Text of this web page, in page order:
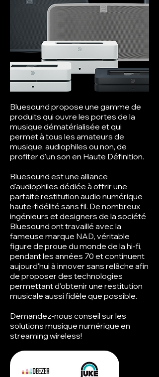
Bluesound propose une gamme de
produits qui ouvre les portes de la
musique dématérialisée et qui
permet à tous les amateurs de
musique, audiophiles ou non, de
profiter d'un son en Haute Définition.
Bluesound est une alliance
d'audiophiles dédiée à offrir une
parfaite restitution audio numérique
haute-fidélité sans fil. De nombreux
ingénieurs et designers de la société
Bluesound ont travaillé avec la
fameuse marque NAD, véritable
figure de proue du monde de la hi-fi,
pendant les années 70 et continuent
aujourd'hui à innover sans relâche afin
de proposer des technologies
permettant d'obtenir une restitution
musicale aussi fidèle que possible.
Demandez-nous conseil sur les
solutions musique numérique en
streaming wireless!